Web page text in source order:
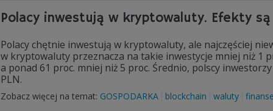
Polacy inwestują w kryptowaluty. Efekty
Polacy chętnie inwestują w kryptowaluty, ale najczęściej
w kryptowaluty przeznacza na takie inwestycje mniej niż 1
a ponad 61 proc. mniej niż 5 proc. Średnio, polscy
PLN.
Zobacz więcej na temat: GOSPODARKA blockchain waluty finanse